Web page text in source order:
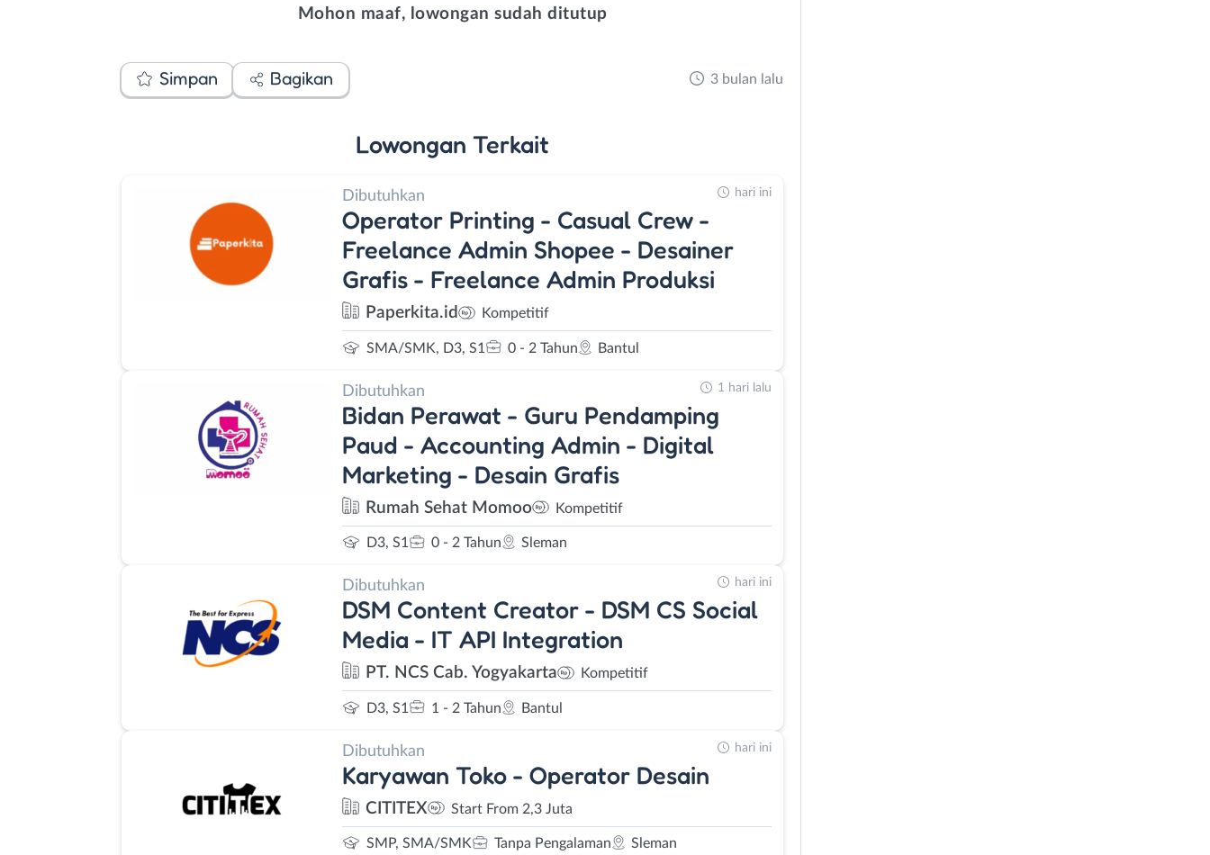
Mohon maaf, lowongan sudah ditutup
Simpan Bagikan 3 bulan lalu
Lowongan Terkait
Dibutuhkan
Operator Printing - Casual Crew -
Freelance Admin Shopee - Desainer
Grafis - Freelance Admin Produksi
Paperkita.id Kompetitif
SMA/SMK, D3, S1 0 - 2 Tahun Bantul
hari ini
Dibutuhkan
Bidan Perawat - Guru Pendamping
Paud - Accounting Admin - Digital
Marketing - Desain Grafis
Rumah Sehat Momoo Kompetitif
D3, S1 0 - 2 Tahun Sleman
1 hari lalu
Dibutuhkan
DSM Content Creator - DSM CS Social
Media - IT API Integration
PT. NCS Cab. Yogyakarta Kompetitif
D3, S1 1 - 2 Tahun Bantul
hari ini
Dibutuhkan
Karyawan Toko - Operator Desain
CITITEX Start From 2,3 Juta
SMP, SMA/SMK Tanpa Pengalaman Sleman
hari ini